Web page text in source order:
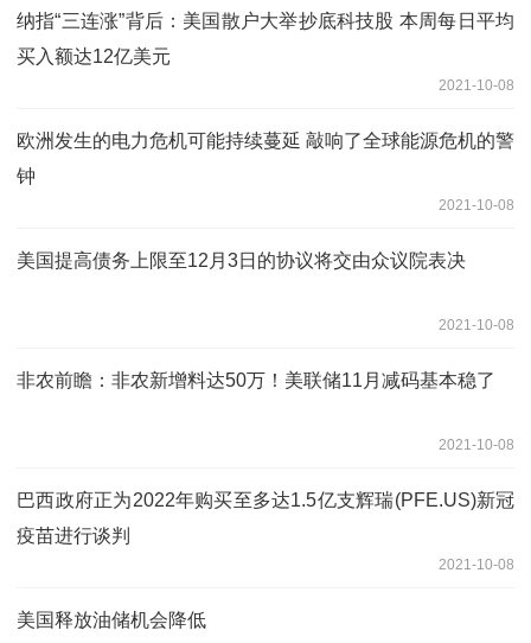
纳指“三连涨”背后：美国散户大举抄底科技股 本周每日平均
买入额达12亿美元
2021-10-08
欧洲发生的电力危机可能持续蔓延 敲响了全球能源危机的警
钟
2021-10-08
美国提高债务上限至12月3日的协议将交由众议院表决
2021-10-08
非农前瞻：非农新增料达50万！美联储11月减码基本稳了
2021-10-08
巴西政府正为2022年购买至多达1.5亿支辉瑞(PFE.US)新冠
疫苗进行谈判
2021-10-08
美国释放油储机会降低